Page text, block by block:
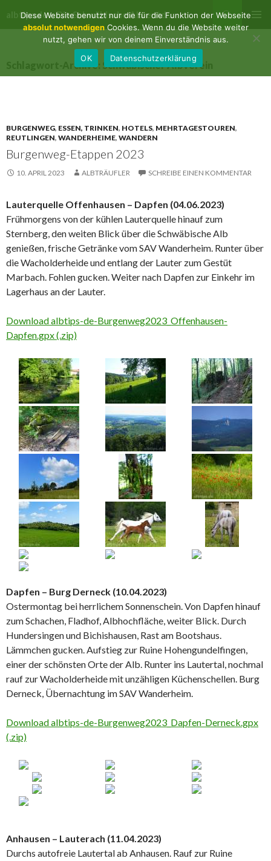
albtips.de – Die Schwäbische Alb entdecken
MENÜ
ZUM
Schlagwort-Archive: Schwäbischer Albverein
BURGENWEG, ESSEN, TRINKEN, HOTELS, MEHRTAGESTOUREN,
REUTLINGEN, WANDERHEIME, WANDERN
Burgenweg-Etappen 2023
10. APRIL 2023 ALBTRÄUFLER SCHREIBE EINEN KOMMENTAR
Lauterquelle Offenhausen – Dapfen (04.06.2023)
Frühmorgens von der kühlen Lauterquelle hinauf zum
Sternberg, den weiten Blick über die Schwäbische Alb
genießen, frische Getränke vom SAV Wanderheim. Runter über
die Wacholderheide und entlang der Lauter zum Gestüt
Marbach. Fohlen gucken. Weiter nach Dapfen zur Einkehr im
Lagerhaus an der Lauter.
Download albtips-de-Burgenweg2023_Offenhausen-
Dapfen.gpx (.zip)
Dapfen – Burg Derneck (10.04.2023)
Ostermontag bei herrlichem Sonnenschein. Von Dapfen hinauf
zum Schachen, Fladhof, Albhochfläche, weiter Blick. Durch
Hundersingen und Bichishausen, Rast am Bootshaus.
Lämmchen gucken. Aufstieg zur Ruine Hohengundelfingen,
einer der schönsten Orte der Alb. Runter ins Lautertal, nochmal
rauf zur Wacholderheide mit unzähligen Küchenschellen. Burg
Derneck, Übernachtung im SAV Wanderheim.
Download albtips-de-Burgenweg2023_Dapfen-Derneck.gpx
(.zip)
Anhausen – Lauterach (11.04.2023)
Durchs autofreie Lautertal ab Anhausen. Rauf zur Ruine
Diese Website benutzt nur die für die Funktion der Webseite
absolut notwendigenCookies. Wenn du die Website weiter
nutzt, gehen wir von deinem Einverständnis aus.
OK
Datenschutzerklärung